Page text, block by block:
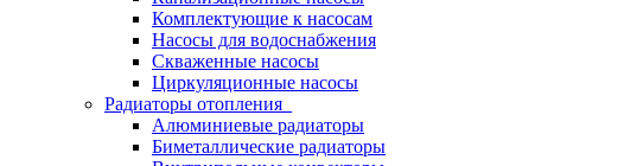
Комплектующие к насосам
Насосы для водоснабжения
Скваженные насосы
Циркуляционные насосы
Радиаторы отопления
Алюминиевые радиаторы
Биметаллические радиаторы